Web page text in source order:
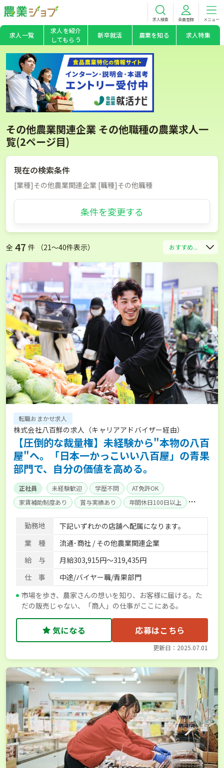
求人検索 会員登録 メニュー
求人一覧
求人を紹介
してもらう
新卒就活 農業を知る 求人特集
その他農業関連企業 その他職種の農業求人一
覧(2ページ目)
現在の検索条件
[業種]その他農業関連企業 [職種]その他職種
条件を変更する
全 47 件 （21〜40件表示） おすすめ...
転職おまかせ求人
株式会社八百鮮の求人（キャリアアドバイザー経由）
【圧倒的な裁量権】未経験から"本物の八百
屋"へ。「日本一かっこいい八百屋」の青果
部門で、自分の価値を高める。
正社員 未経験歓迎 学歴不問
AT免許OK
家賃補助制度あり
賞与実績あり
年間休日100日以上
社会保険完備
単身寮あり
勤務地
下記いずれかの店舗へ配属になります。
業 種
流通･商社 / その他農業関連企業
給 与
月給303,915円～319,435円
仕 事
中途/バイヤー職/青果部門
市場を歩き、農家さんの想いを知り、お客様に届ける。た
だの販売じゃない、「商人」の仕事がここにある。
気になる 応募はこちら
更新日：2025.07.01